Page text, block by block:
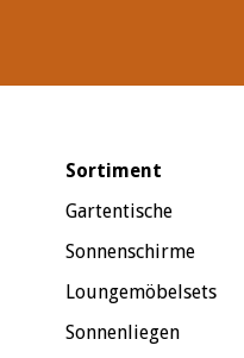
Sortiment
Gartentische
Sonnenschirme
Loungemöbelsets
Sonnenliegen